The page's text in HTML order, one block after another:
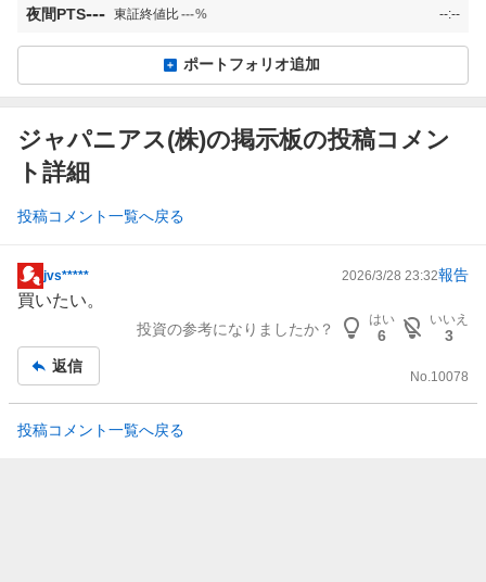
夜間PTS--- 東証終値比---% --:--
ポートフォリオ追加
ジャパニアス(株)の掲示板の投稿コメン
ト詳細
投稿コメント一覧へ戻る
掲
示
事
jvs***** 2026/3/28 23:32報告
買いたい。
投資の参考になりましたか？
はい
6
いいえ
3
返信
No.10078
投稿コメント一覧へ戻る